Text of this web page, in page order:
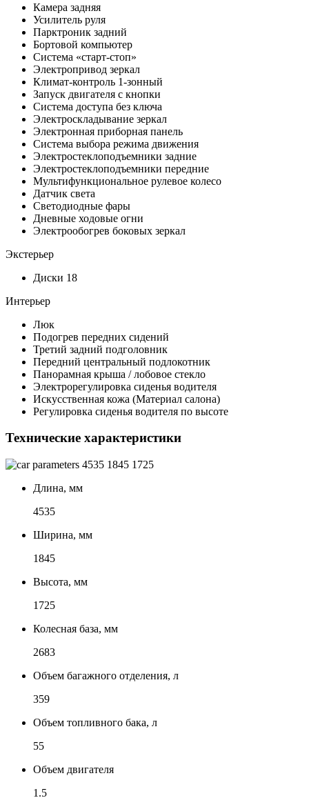
Камера задняя
Усилитель руля
Парктроник задний
Бортовой компьютер
Система «старт-стоп»
Электропривод зеркал
Климат-контроль 1-зонный
Запуск двигателя с кнопки
Система доступа без ключа
Электроскладывание зеркал
Электронная приборная панель
Система выбора режима движения
Электростеклоподъемники задние
Электростеклоподъемники передние
Мультифункциональное рулевое колесо
Датчик света
Светодиодные фары
Дневные ходовые огни
Электрообогрев боковых зеркал
Экстерьер
Диски 18
Интерьер
Люк
Подогрев передних сидений
Третий задний подголовник
Передний центральный подлокотник
Панорамная крыша / лобовое стекло
Электрорегулировка сиденья водителя
Искусственная кожа (Материал салона)
Регулировка сиденья водителя по высоте
Технические характеристики
4535 1845 1725
Длина, мм
4535
Ширина, мм
1845
Высота, мм
1725
Колесная база, мм
2683
Объем багажного отделения, л
359
Объем топливного бака, л
55
Объем двигателя
1.5